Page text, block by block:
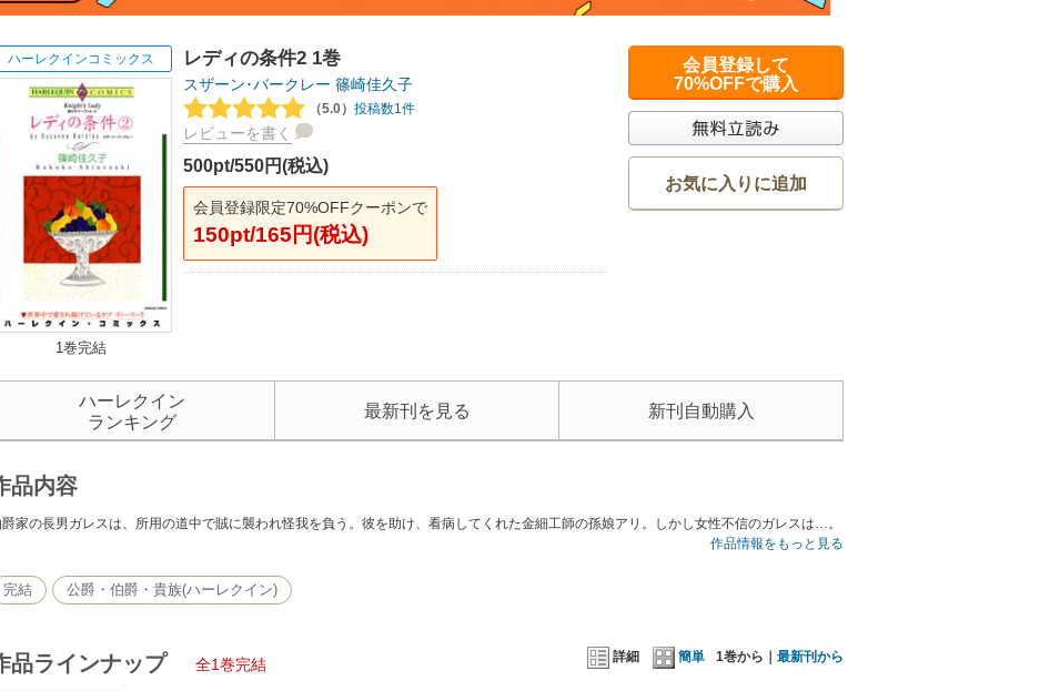
ハーレクインコミックス
1巻完結
レディの条件2 1巻
スザーン･バークレー 篠崎佳久子
（5.0） 投稿数1件
レビューを書く
500pt/550円(税込)
会員登録限定70%OFFクーポンで
150pt/165円(税込)
会員登録して
70%OFFで購入
お気に入りに追加
ハーレクイン
ランキング
最新刊を見る 新刊自動購入
品内容
家の長男ガレスは、所用の道中で賊に襲われ怪我を負う。彼を助け、看病してくれた金細工師の孫娘アリ。しかし女性不信のガレスは…。
作品情報をもっと見る
完結 公爵・伯爵・貴族(ハーレクイン)
詳細 簡単 1巻から｜ 最新刊から
品ラインナップ 全1巻完結